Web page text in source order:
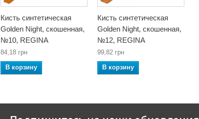
Кисть синтетическая
Golden Night, скошенная,
№10, REGINA
84,18 грн
В корзину
Кисть синтетическая
Golden Night, скошенная,
№12, REGINA
99,82 грн
В корзину